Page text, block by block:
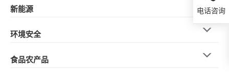
新能源
环境安全
食品农产品
电话咨询